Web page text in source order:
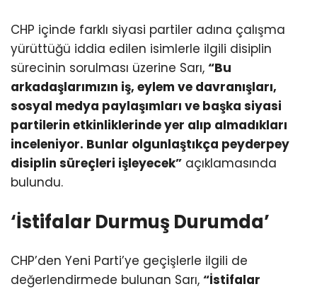
CHP içinde farklı siyasi partiler adına çalışma
yürüttüğü iddia edilen isimlerle ilgili disiplin
sürecinin sorulması üzerine Sarı, “Bu
arkadaşlarımızın iş, eylem ve davranışları,
sosyal medya paylaşımları ve başka siyasi
partilerin etkinliklerinde yer alıp almadıkları
inceleniyor. Bunlar olgunlaştıkça peyderpey
disiplin süreçleri işleyecek” açıklamasında
bulundu.
‘İstifalar Durmuş Durumda’
CHP’den Yeni Parti’ye geçişlerle ilgili de
değerlendirmede bulunan Sarı, “İstifalar